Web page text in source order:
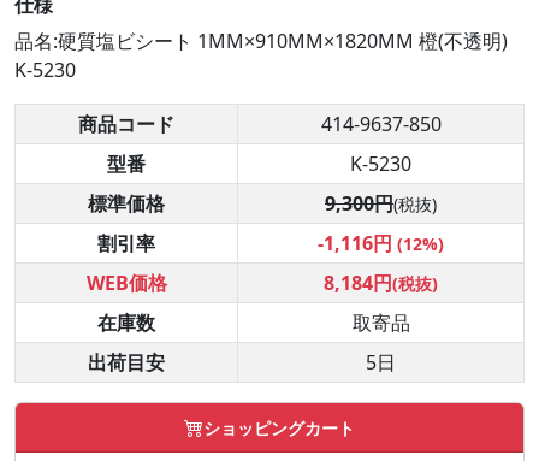
品名:硬質塩ビシート 1MM×910MM×1820MM 橙(不透明)
K-5230
商品コード
414-9637-850
型番
K-5230
標準価格
9,300円(税抜)
割引率 -1,116円 (12%)
WEB価格 8,184円(税抜)
在庫数
取寄品
出荷目安
5日
ショッピングカート